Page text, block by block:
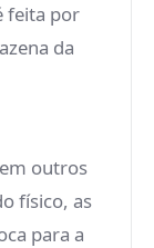
feita por
da
outros
físico, as
para a